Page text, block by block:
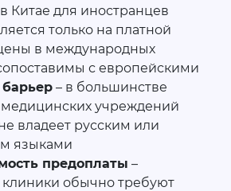
Китае для иностранцев
только на платной
в международных
с европейскими
– в большинстве
медицинских учреждений
владеет русским или
языками
предоплаты –
клиники обычно требуют